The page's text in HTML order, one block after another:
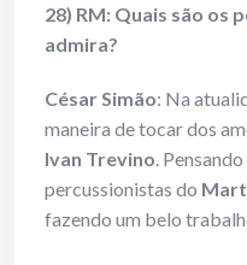
28) RM: Quais são os
admira?
César Simão: Na
maneira de tocar dos
Ivan Trevino.
percussionistas do
fazendo um belo